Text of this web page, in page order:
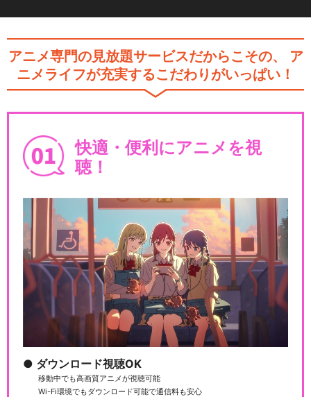
ハピネスチャージプリキュ
ア！
魔法つかいプリキュア！
魔法つかいプリキュア！！～
MIRAI DAYS～
キラキラ☆プリキュアアラモ
アニメ専門の見放題サービスだからこその、
ア
ニメライフが充実するこだわりがいっぱい！
快適・便利にアニメを視
聴！
ダウンロード視聴OK
移動中でも高画質アニメが視聴可能
Wi-Fi環境でもダウンロード可能で通信料も安心